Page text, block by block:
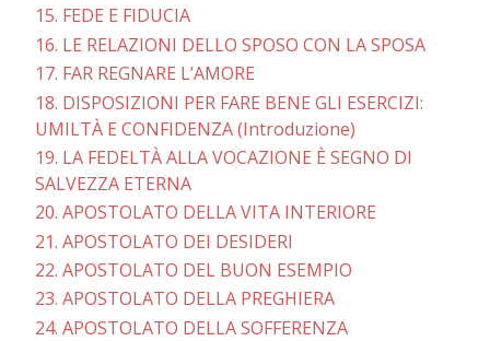
15. FEDE E FIDUCIA
16. LE RELAZIONI DELLO SPOSO CON LA SPOSA
17. FAR REGNARE L’AMORE
18. DISPOSIZIONI PER FARE BENE GLI ESERCIZI:
UMILTÀ E CONFIDENZA (Introduzione)
19. LA FEDELTÀ ALLA VOCAZIONE È SEGNO DI
SALVEZZA ETERNA
20. APOSTOLATO DELLA VITA INTERIORE
21. APOSTOLATO DEI DESIDERI
22. APOSTOLATO DEL BUON ESEMPIO
23. APOSTOLATO DELLA PREGHIERA
24. APOSTOLATO DELLA SOFFERENZA